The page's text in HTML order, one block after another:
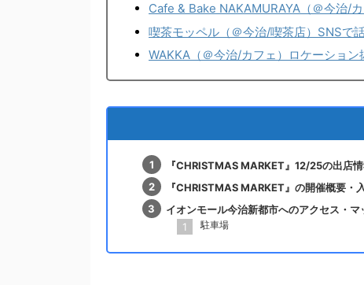
Cafe & Bake NAKAMURAYA（＠今治/
喫茶モッペル（＠今治/喫茶店）SNSで
WAKKA（＠今治/カフェ）ロケーショ
『CHRISTMAS MARKET』12/25の出店情
『CHRISTMAS MARKET』の開催概要・
イオンモール今治新都市へのアクセス・マ
駐車場